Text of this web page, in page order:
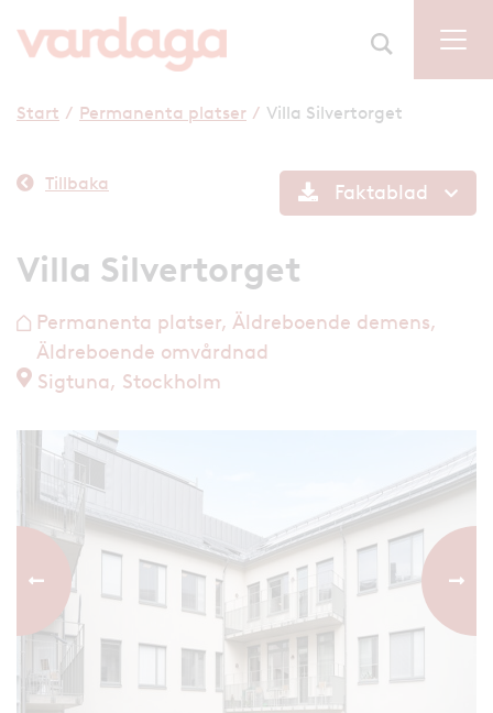
Start / Permanenta platser / Villa Silvertorget
Tillbaka Faktablad
Villa Silvertorget
h Permanenta platser, Äldreboende demens,
Äldreboende omvårdnad
Sigtuna, Stockholm
Föregående bild